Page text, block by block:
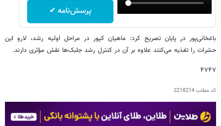
پرسش‌نامه ✔
باغخانی‌پور در پایان تصریح کرد: ماهیان کپور در مراحل اولیه رشد، لارو این
حشرات را تغذیه می‌کنند علاوه بر آن در کنترل رشد جلبک‌ها نقش مؤثری دارند.
۴۷۴۷
کد مطلب2218214